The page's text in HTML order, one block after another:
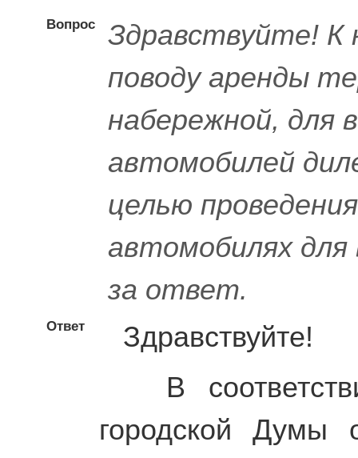
Вопрос
Здравствуйте! К
поводу аренды
набережной, для
автомобилей
целью
автомобилях
за ответ.
Ответ
Здравствуйте!
В
городской